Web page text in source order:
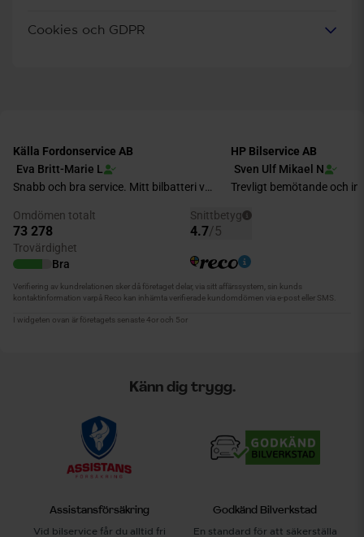
Cookies och GDPR
Känn dig trygg.
Assistansförsäkring
Vid bilservice får du alltid fri
Godkänd Bilverkstad
En standard för att säkerställa